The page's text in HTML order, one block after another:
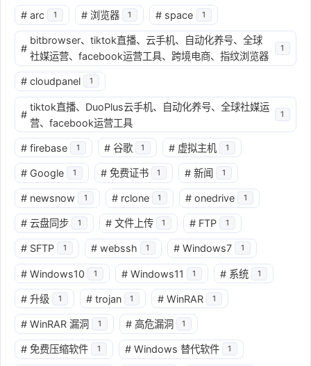
# arc 1 # 浏览器 1 # space 1
#
bitbrowser、tiktok直播、云手机、自动化养号、全球
社媒运营、facebook运营工具、跨境电商、指纹浏览器
1
# cloudpanel 1
#
tiktok直播、DuoPlus云手机、自动化养号、全球社媒运
营、facebook运营工具
1
# firebase 1 # 谷歌 1 # 虚拟主机 1
# Google 1 # 免费证书 1 # 新闻 1
# newsnow 1 # rclone 1 # onedrive 1
# 云盘同步 1 # 文件上传 1 # FTP 1
# SFTP 1 # webssh 1 # Windows7 1
# Windows10 1 # Windows11 1 # 系统 1
# 升级 1 # trojan 1 # WinRAR 1
# WinRAR 漏洞 1 # 高危漏洞 1
# 免费压缩软件 1 # Windows 替代软件 1